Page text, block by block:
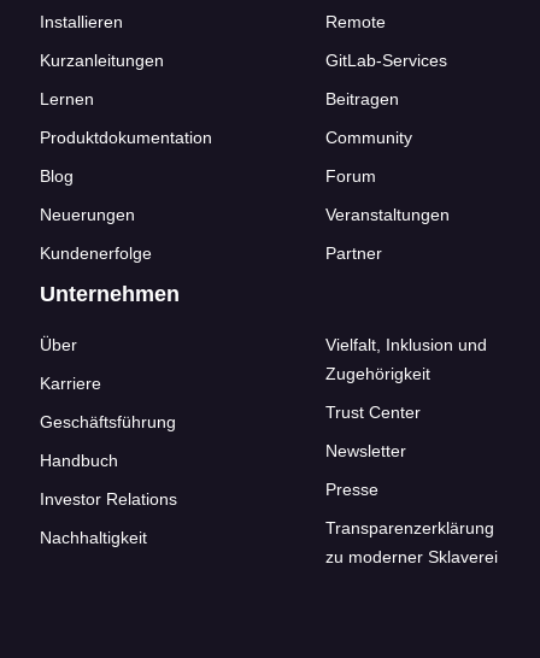
Installieren
Kurzanleitungen
Lernen
Produktdokumentation
Blog
Neuerungen
Kundenerfolge
Remote
GitLab-Services
Beitragen
Community
Forum
Veranstaltungen
Partner
Unternehmen
Über
Karriere
Geschäftsführung
Handbuch
Investor Relations
Nachhaltigkeit
Vielfalt, Inklusion und
Zugehörigkeit
Trust Center
Newsletter
Presse
Transparenzerklärung
zu moderner Sklaverei